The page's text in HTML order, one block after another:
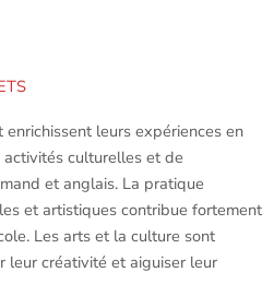
enrichissent leurs expériences en
culturelles et de
et anglais. La pratique
et artistiques contribue fortement
Les arts et la culture sont
leur créativité et aiguiser leur